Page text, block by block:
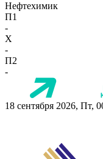
Нефтехимик
П1
-
X
-
П2
-
18 сентября 2026, Пт,